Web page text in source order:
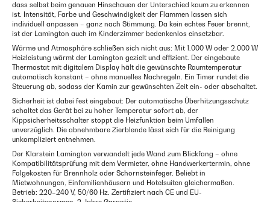
dass selbst beim genauen Hinschauen der Unterschied kaum zu erkennen
ist. Intensität, Farbe und Geschwindigkeit der Flammen lassen sich
individuell anpassen – ganz nach Stimmung. Da kein echtes Feuer brennt,
ist der Lamington auch im Kinderzimmer bedenkenlos einsetzbar.
Wärme und Atmosphäre schließen sich nicht aus: Mit 1.000 W oder 2.000 W
Heizleistung wärmt der Lamington gezielt und effizient. Der eingebaute
Thermostat mit digitalem Display hält die gewünschte Raumtemperatur
automatisch konstant – ohne manuelles Nachregeln. Ein Timer rundet die
Steuerung ab, sodass der Kamin zur gewünschten Zeit ein- oder abschaltet.
Sicherheit ist dabei fest eingebaut: Der automatische Überhitzungsschutz
schaltet das Gerät bei zu hoher Temperatur sofort ab, der
Kippsicherheitsschalter stoppt die Heizfunktion beim Umfallen
unverzüglich. Die abnehmbare Zierblende lässt sich für die Reinigung
unkompliziert entnehmen.
Der Klarstein Lamington verwandelt jede Wand zum Blickfang – ohne
Kompatibilitätsprüfung mit dem Vermieter, ohne Handwerkertermin, ohne
Folgekosten für Brennholz oder Schornsteinfeger. Beliebt in
Mietwohnungen, Einfamilienhäusern und Hotelsuiten gleichermaßen.
Betrieb: 220–240 V, 50/60 Hz. Zertifiziert nach CE und EU-